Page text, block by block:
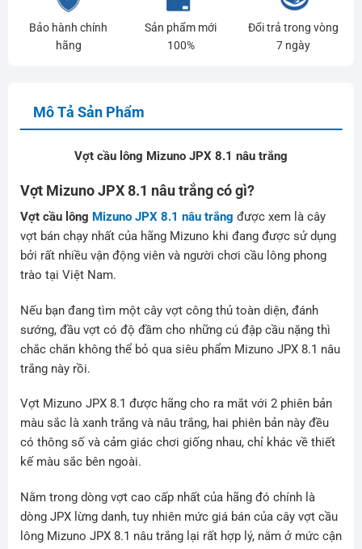
Bảo hành chính
hãng
Sản phẩm mới
100%
Đổi trả trong vòng
7 ngày
Mô Tả Sản Phẩm
Vợt cầu lông Mizuno JPX 8.1 nâu trắng
Vợt Mizuno JPX 8.1 nâu trắng có gì?
Vợt cầu lông Mizuno JPX 8.1 nâu trắng được xem là cây
vợt bán chạy nhất của hãng Mizuno khi đang được sử dụng
bởi rất nhiều vận động viên và người chơi cầu lông phong
trào tại Việt Nam.
Nếu bạn đang tìm một cây vợt công thủ toàn diện, đánh
sướng, đầu vợt có độ đầm cho những cú đập cầu nặng thì
chắc chắn không thể bỏ qua siêu phẩm Mizuno JPX 8.1 nâu
trắng này rồi.
Vợt Mizuno JPX 8.1 được hãng cho ra mắt với 2 phiên bản
màu sắc là xanh trắng và nâu trắng, hai phiên bản này đều
có thông số và cảm giác chơi giống nhau, chỉ khác về thiết
kế màu sắc bên ngoài.
Nằm trong dòng vợt cao cấp nhất của hãng đó chính là
dòng JPX lừng danh, tuy nhiên mức giá bán của cây vợt cầu
lông Mizuno JPX 8.1 nâu trắng lại rất hợp lý, nằm ở mức cận